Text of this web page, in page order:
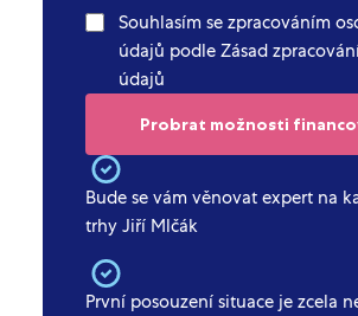
Souhlasím se zpracováním
údajů podle Zásad
údajů
Bude se vám věnovat expert na
trhy Jiří Mlčák
První posouzení situace je zcela